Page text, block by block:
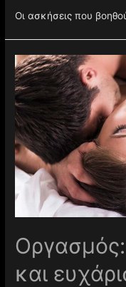
Οι ασκήσεις που
και